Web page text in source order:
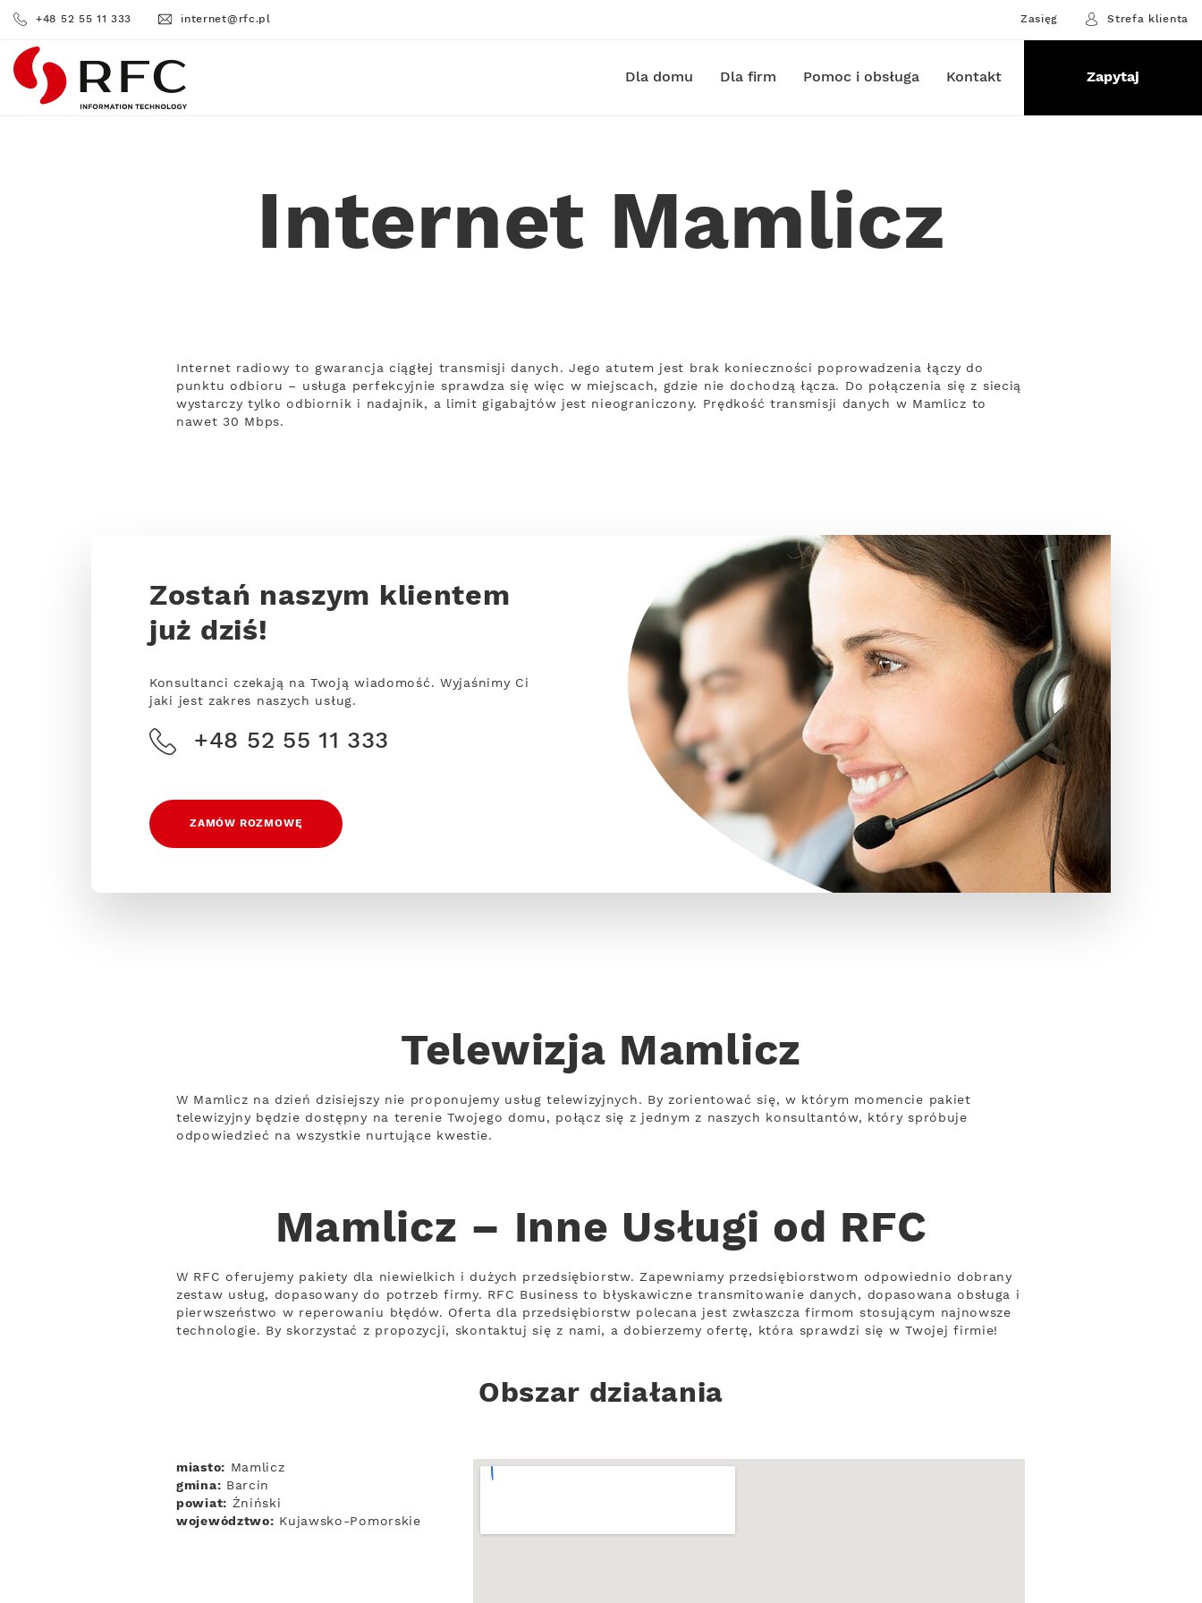
+48 52 55 11 333 internet@rfc.pl Zasięg Strefa klienta
RFC Dla domu Dla firm Pomoc i obsługa Kontakt Zapytaj
Internet Mamlicz
Internet radiowy to gwarancja ciągłej transmisji danych. Jego atutem jest brak konieczności poprowadzenia łączy do
punktu odbioru – usługa perfekcyjnie sprawdza się więc w miejscach, gdzie nie dochodzą łącza. Do połączenia się z siecią
wystarczy tylko odbiornik i nadajnik, a limit gigabajtów jest nieograniczony. Prędkość transmisji danych w Mamlicz to
nawet 30 Mbps.
Zostań naszym klientem
już dziś!
Konsultanci czekają na Twoją wiadomość. Wyjaśnimy Ci
jaki jest zakres naszych usług.
+48 52 55 11 333
ZAMÓW ROZMOWĘ
Telewizja Mamlicz
W Mamlicz na dzień dzisiejszy nie proponujemy usług telewizyjnych. By zorientować się, w którym momencie pakiet
telewizyjny będzie dostępny na terenie Twojego domu, połącz się z jednym z naszych konsultantów, który spróbuje
odpowiedzieć na wszystkie nurtujące kwestie.
Mamlicz – Inne Usługi od RFC
W RFC oferujemy pakiety dla niewielkich i dużych przedsiębiorstw. Zapewniamy przedsiębiorstwom odpowiednio dobrany
zestaw usług, dopasowany do potrzeb firmy. RFC Business to błyskawiczne transmitowanie danych, dopasowana obsługa i
pierwszeństwo w reperowaniu błędów. Oferta dla przedsiębiorstw polecana jest zwłaszcza firmom stosującym najnowsze
technologie. By skorzystać z propozycji, skontaktuj się z nami, a dobierzemy ofertę, która sprawdzi się w Twojej firmie!
Obszar działania
miasto: Mamlicz
gmina: Barcin
powiat: Żniński
województwo: Kujawsko-Pomorskie